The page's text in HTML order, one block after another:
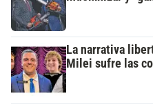
La narrativa
Milei sufre las